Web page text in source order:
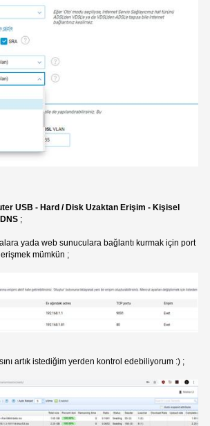
USB - Hard / Disk Uzaktan Erişim - Kişisel
;
yada web sunuculara bağlantı kurmak için port
mümkün ;
artık istediğim yerden kontrol edebiliyorum :) ;